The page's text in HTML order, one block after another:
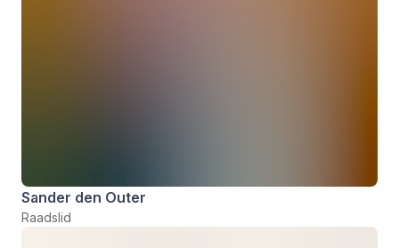
Sander den Outer
Raadslid